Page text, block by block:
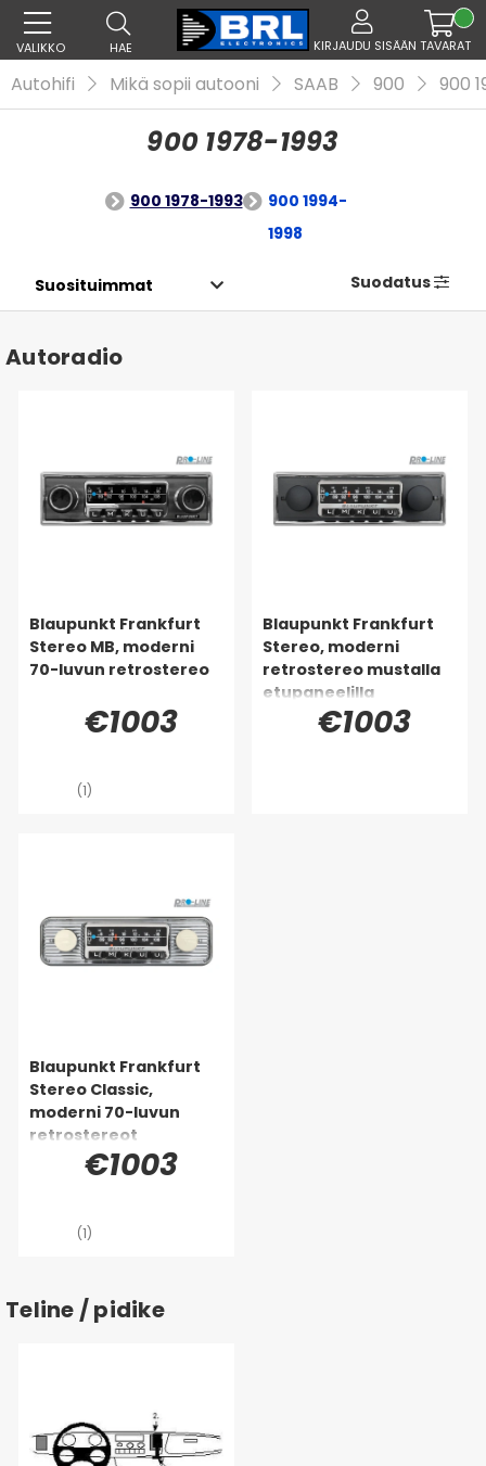
VALIKKO HAE KIRJAUDU SISÄÄN TAVARAT
Autohifi Mikä sopii autooni SAAB 900 900
900 1978-1993
900 1978-1993
900 1994-
1998
Suodatus
Autoradio
Blaupunkt Frankfurt
Stereo MB, moderni
70-luvun retrostereo
€1003
(1)
Blaupunkt Frankfurt
Stereo, moderni
retrostereo mustalla
etupaneelilla
€1003
Blaupunkt Frankfurt
Stereo Classic,
moderni 70-luvun
retrostereot
€1003
(1)
Teline / pidike